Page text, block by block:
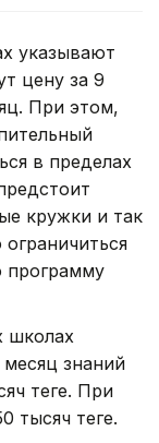
указывают
цену за 9
При этом,
в пределах
кружки и так
программу
школах
знаний
теңге. При
теңге.